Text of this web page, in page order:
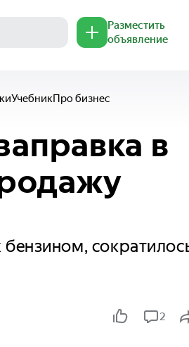
Разместить
объявление
УчебникПро бизнес
в
2